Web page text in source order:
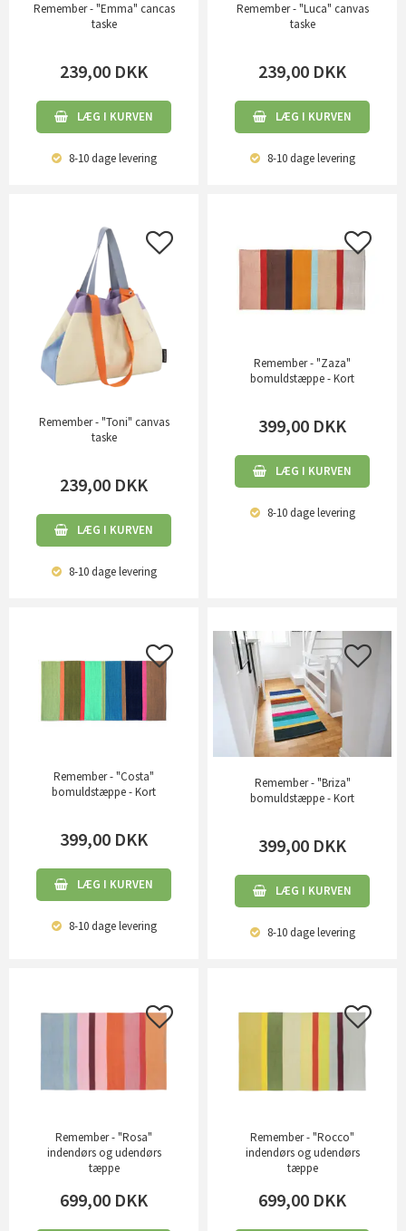
Remember - "Emma" cancas
taske
239,00 DKK
LÆG I KURVEN
8-10 dagelevering
Remember - "Luca" canvas
taske
239,00 DKK
LÆG I KURVEN
8-10 dagelevering
Remember - "Toni" canvas
taske
239,00 DKK
LÆG I KURVEN
8-10 dagelevering
Remember - "Zaza"
bomuldstæppe - Kort
399,00 DKK
LÆG I KURVEN
8-10 dagelevering
Remember - "Costa"
bomuldstæppe - Kort
399,00 DKK
LÆG I KURVEN
8-10 dagelevering
Remember - "Briza"
bomuldstæppe - Kort
399,00 DKK
LÆG I KURVEN
8-10 dagelevering
Remember - "Rosa"
indendørs og udendørs
tæppe
699,00 DKK
Remember - "Rocco"
indendørs og udendørs
tæppe
699,00 DKK